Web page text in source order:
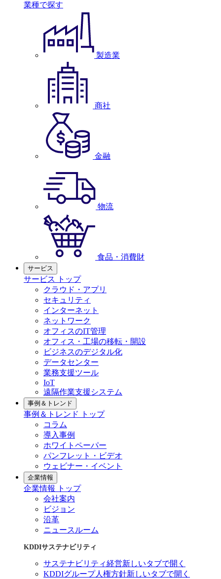
業種で探す
製造業
商社
金融
物流
食品・消費財
サービス
サービス トップ
クラウド・アプリ
セキュリティ
インターネット
ネットワーク
オフィスのIT管理
オフィス・工場の移転・開設
ビジネスのデジタル化
データセンター
業務支援ツール
IoT
遠隔作業支援システム
事例＆トレンド
事例＆トレンド トップ
コラム
導入事例
ホワイトペーパー
パンフレット・ビデオ
ウェビナー・イベント
企業情報
企業情報 トップ
会社案内
ビジョン
沿革
ニュースルーム
KDDIサステナビリティ
サステナビリティ経営新しいタブで開く
KDDIグループ人権方針新しいタブで開く